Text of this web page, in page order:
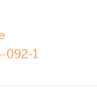
092-1